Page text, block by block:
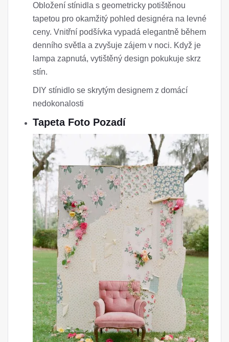
Obložení stínidla s geometricky potištěnou
tapetou pro okamžitý pohled designéra na levné
ceny. Vnitřní podšívka vypadá elegantně během
denního světla a zvyšuje zájem v noci. Když je
lampa zapnutá, vytištěný design pokukuje skrz
stín.
DIY stínidlo se skrytým designem z domácí
nedokonalosti
Tapeta Foto Pozadí